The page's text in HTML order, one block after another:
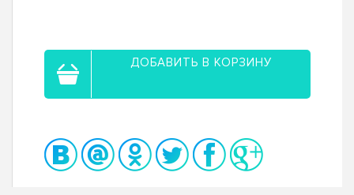
ДОБАВИТЬ В КОРЗИНУ